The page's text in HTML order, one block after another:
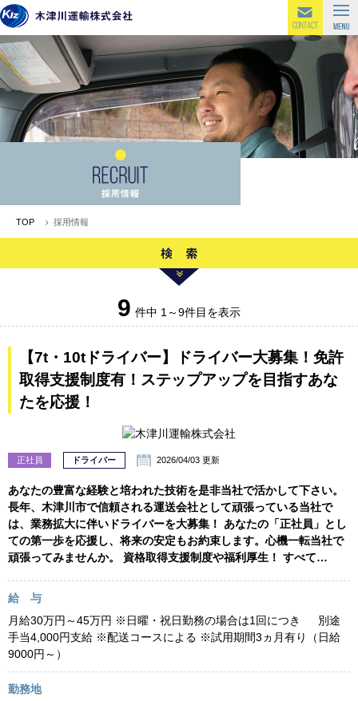
TOP 採用情報
9 件中 1～9件目を表示
【7t・10tドライバー】ドライバー大募集！免許
取得支援制度有！ステップアップを目指すあな
たを応援！
正社員 ドライバー 2026/04/03 更新
あなたの豊富な経験と培われた技術を是非当社で活かして下さい。
長年、木津川市で信頼される運送会社として頑張っている当社で
は、業務拡大に伴いドライバーを大募集！ あなたの「正社員」とし
ての第一歩を応援し、将来の安定もお約束します。心機一転当社で
頑張ってみませんか。 資格取得支援制度や福利厚生！ すべて…
給 与
月給30万円～45万円 ※日曜・祝日勤務の場合は1回につき 別途
手当4,000円支給 ※配送コースによる ※試用期間3ヵ月有り（日給
9000円～）
勤務地